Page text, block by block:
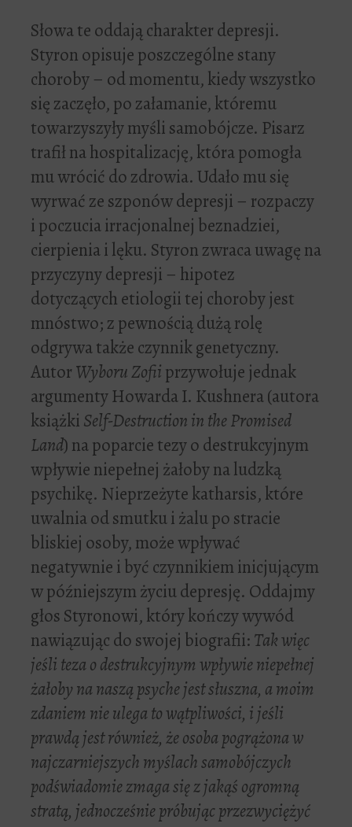
Słowa te oddają charakter depresji.
Styron opisuje poszczególne stany
choroby – od momentu, kiedy wszystko
się zaczęło, po załamanie, któremu
towarzyszyły myśli samobójcze. Pisarz
trafił na hospitalizację, która pomogła
mu wrócić do zdrowia. Udało mu się
wyrwać ze szponów depresji – rozpaczy
i poczucia irracjonalnej beznadziei,
cierpienia i lęku. Styron zwraca uwagę na
przyczyny depresji – hipotez
dotyczących etiologii tej choroby jest
mnóstwo; z pewnością dużą rolę
odgrywa także czynnik genetyczny.
AutorWyboru Zofiiprzywołuje jednak
argumenty Howarda I. Kushnera (autora
książkiSelf-Destruction in the Promised
Land) na poparcie tezy o destrukcyjnym
wpływie niepełnej żałoby na ludzką
psychikę. Nieprzeżyte katharsis, które
uwalnia od smutku i żalu po stracie
bliskiej osoby, może wpływać
negatywnie i być czynnikiem inicjującym
w późniejszym życiu depresję. Oddajmy
głos Styronowi, który kończy wywód
nawiązując do swojej biografii:Tak więc
jeśli teza o destrukcyjnym wpływie niepełnej
żałoby na naszą psyche jest słuszna, a moim
zdaniem nie ulega to wątpliwości, i jeśli
prawdą jest również, że osoba pogrążona w
najczarniejszych myślach samobójczych
podświadomie zmaga się z jakąś ogromną
stratą, jednocześnie próbując przezwyciężyć